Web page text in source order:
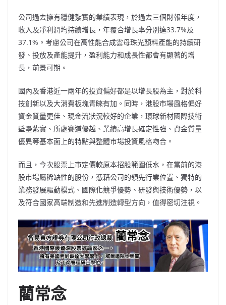
公司過去擁有穩健紮實的業績表現，於過去三個財報年度，
收入及凈利潤均持續增長，年覆合增長率分別達33.7%及
37.1%。考慮公司在高性能合成雲母珠光顏料產能的持續研
發、投放及產能提升，盈利能力和成長性都會有顯著的增
長，前景可期。
國內及香港近一兩年的投資偏好都是以增長股為主，對於科
技創新以及大消費板塊青睞有加。同時，港股市場風格偏好
資金質量更佳、現金流狀況較好的企業，環球新材國際技術
壁壘紮實、所處賽道優越、業績高增長確定性強、資金質量
優異等基本面上的特點與整體市場投資風格吻合。
而且，今次股票上市定價較原本招股範圍低水，在當前的港
股市場屬稀缺性的股份，憑藉公司的領先行業位置、獨特的
業務發展驅動模式、國際化競爭優勢、研發與技術優勢，以
及符合國家高端制造和先進制造轉型方向，值得密切注視。
藺常念